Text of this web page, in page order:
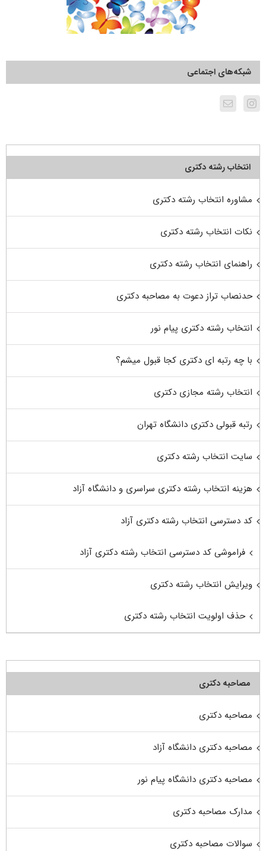
شبکه‌های اجتماعی
انتخاب رشته دکتری
مشاوره انتخاب رشته دکتری
نکات انتخاب رشته دکتری
راهنمای انتخاب رشته دکتری
حدنصاب تراز دعوت به مصاحبه دکتری
انتخاب رشته دکتری پیام نور
با چه رتبه ای دکتری کجا قبول میشم؟
انتخاب رشته مجازی دکتری
رتبه قبولی دکتری دانشگاه تهران
سایت انتخاب رشته دکتری
هزینه انتخاب رشته دکتری سراسری و دانشگاه آزاد
کد دسترسی انتخاب رشته دکتری آزاد
فراموشی کد دسترسی انتخاب رشته دکتری آزاد
ویرایش انتخاب رشته دکتری
حذف اولویت انتخاب رشته دکتری
مصاحبه دکتری
مصاحبه دکتری
مصاحبه دکتری دانشگاه آزاد
مصاحبه دکتری دانشگاه پیام نور
مدارک مصاحبه دکتری
سوالات مصاحبه دکتری